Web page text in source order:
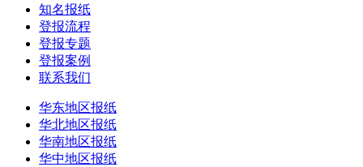
知名报纸
登报流程
登报专题
登报案例
联系我们
华东地区报纸
华北地区报纸
华南地区报纸
华中地区报纸